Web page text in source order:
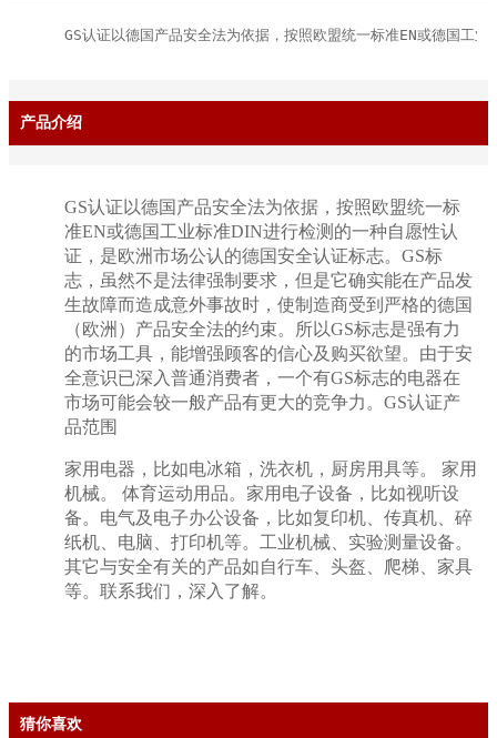
GS认证以德国产品安全法为依据，按照欧盟统一标准EN或德国工
产品介绍
GS认证以德国产品安全法为依据，按照欧盟统一标
准EN或德国工业标准DIN进行检测的一种自愿性认
证，是欧洲市场公认的德国安全认证标志。GS标
志，虽然不是法律强制要求，但是它确实能在产品发
生故障而造成意外事故时，使制造商受到严格的德国
（欧洲）产品安全法的约束。所以GS标志是强有力
的市场工具，能增强顾客的信心及购买欲望。由于安
全意识已深入普通消费者，一个有GS标志的电器在
市场可能会较一般产品有更大的竞争力。GS认证产
品范围
家用电器，比如电冰箱，洗衣机，厨房用具等。 家用
机械。 体育运动用品。家用电子设备，比如视听设
备。电气及电子办公设备，比如复印机、传真机、碎
纸机、电脑、打印机等。工业机械、实验测量设备。
其它与安全有关的产品如自行车、头盔、爬梯、家具
等。联系我们，深入了解。
猜你喜欢